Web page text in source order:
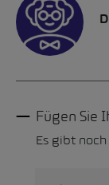
Fügen Sie
Es gibt